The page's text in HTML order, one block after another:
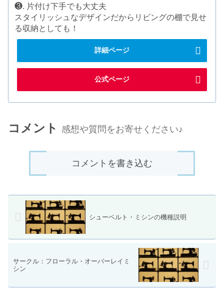
❸. 片付け下手でも大丈夫
スタイリッシュなデザインだからリビングの棚で見せ
る収納としても！
詳細ページ
公式ページ
コメント 感想や質問をお寄せください♪
コメントを書き込む
シューベルト・ミシンの機種説明
サークル：フローラル・オーバーレイミ
シン